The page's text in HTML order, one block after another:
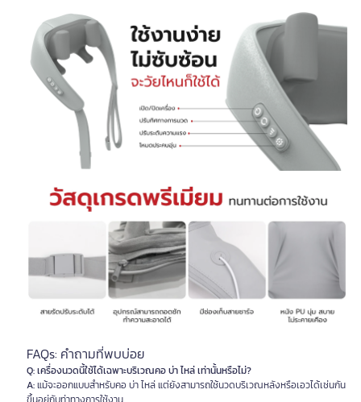
FAQs: คำถามที่พบบ่อย
Q: เครื่องนวดนี้ใช้ได้เฉพาะบริเวณคอ บ่า ไหล่ เท่านั้นหรือไม่?
A:แม้จะออกแบบสำหรับคอ บ่า ไหล่ แต่ยังสามารถใช้นวดบริเวณหลังหรือเอวได้เช่นกัน